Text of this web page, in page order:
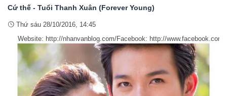
Cứ thế - Tuổi Thanh Xuân (Forever Young)
Thứ sáu 28/10/2016, 14:45
Website: http://nhanvanblog.com/Facebook: http://